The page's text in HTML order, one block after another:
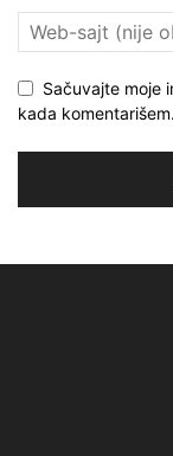
Sačuvajte moje
kada komentarišem.